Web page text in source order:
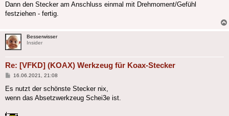
Dann den Stecker am Anschluss einmal mit Drehmoment/Gefühl
festziehen - fertig.
Besserwisser
Insider
Re: [VFKD] (KOAX) Werkzeug für Koax-Stecker
Beitrag
16.06.2021, 21:08
Es nutzt der schönste Stecker nix,
wenn das Absetzwerkzeug Schei3e ist.